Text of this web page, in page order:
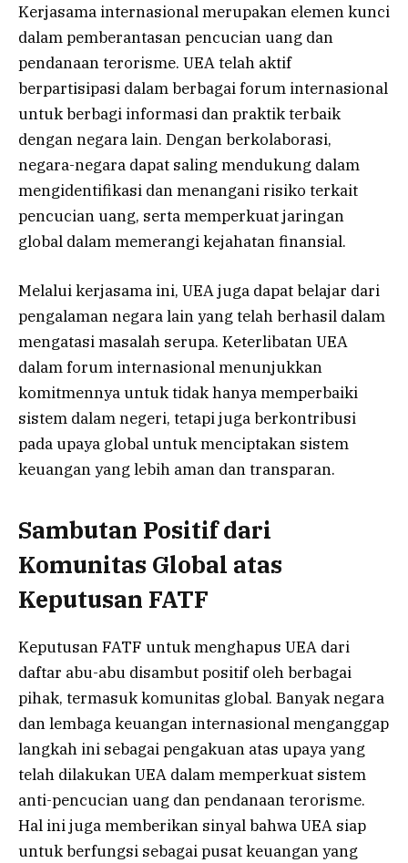
Kerjasama internasional merupakan elemen kunci
dalam pemberantasan pencucian uang dan
pendanaan terorisme. UEA telah aktif
berpartisipasi dalam berbagai forum internasional
untuk berbagi informasi dan praktik terbaik
dengan negara lain. Dengan berkolaborasi,
negara-negara dapat saling mendukung dalam
mengidentifikasi dan menangani risiko terkait
pencucian uang, serta memperkuat jaringan
global dalam memerangi kejahatan finansial.
Melalui kerjasama ini, UEA juga dapat belajar dari
pengalaman negara lain yang telah berhasil dalam
mengatasi masalah serupa. Keterlibatan UEA
dalam forum internasional menunjukkan
komitmennya untuk tidak hanya memperbaiki
sistem dalam negeri, tetapi juga berkontribusi
pada upaya global untuk menciptakan sistem
keuangan yang lebih aman dan transparan.
Sambutan Positif dari
Komunitas Global atas
Keputusan FATF
Keputusan FATF untuk menghapus UEA dari
daftar abu-abu disambut positif oleh berbagai
pihak, termasuk komunitas global. Banyak negara
dan lembaga keuangan internasional menganggap
langkah ini sebagai pengakuan atas upaya yang
telah dilakukan UEA dalam memperkuat sistem
anti-pencucian uang dan pendanaan terorisme.
Hal ini juga memberikan sinyal bahwa UEA siap
untuk berfungsi sebagai pusat keuangan yang